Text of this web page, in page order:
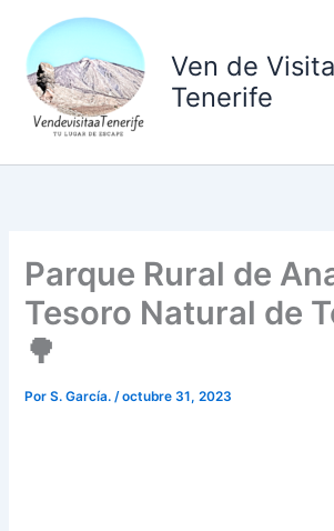
contenido
Ven de
Tenerife
Parque Rural de
Tesoro Natural de
🌳
PorS. García./octubre 31, 2023